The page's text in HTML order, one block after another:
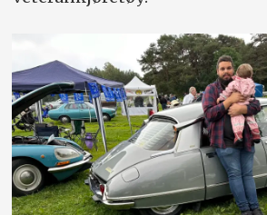
Klubbmedlemskap: dsid.no